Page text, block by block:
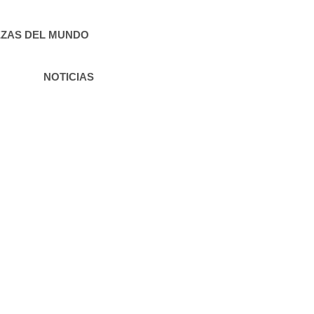
DEL MUNDO
NOTICIAS